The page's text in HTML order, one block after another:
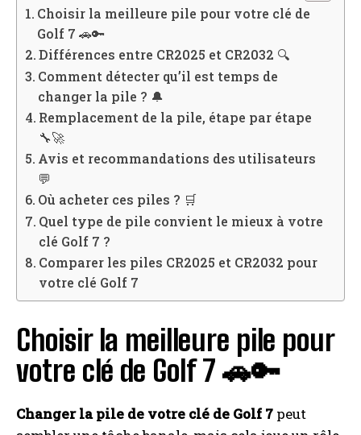
Choisir la meilleure pile pour votre clé de
Golf 7 🚗🔑
Différences entre CR2025 et CR2032 🔍
Comment détecter qu’il est temps de
changer la pile ? 🔔
Remplacement de la pile, étape par étape
🔧🚀
Avis et recommandations des utilisateurs
💬
Où acheter ces piles ? 🛒
Quel type de pile convient le mieux à votre
clé Golf 7 ?
Comparer les piles CR2025 et CR2032 pour
votre clé Golf 7
Choisir la meilleure pile pour
votre clé de Golf 7 🚗🔑
Changer la pile de votre clé de Golf 7 peut